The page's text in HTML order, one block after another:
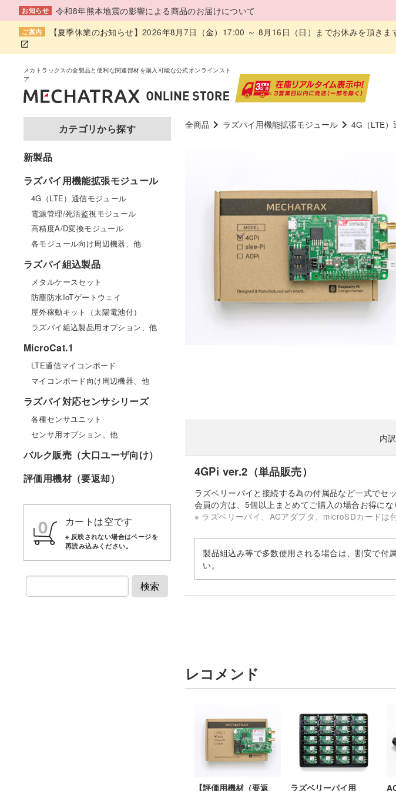
お知らせ 令和8年熊本地震の影響による商品のお届けについて
ご案内 【夏季休業のお知らせ】2026年8月7日（金）17:00 ～ 8月16日（日）までお休みを頂き
全商品 ラズパイ用機能拡張モジュール 4G（LTE
内訳
4GPi ver.2（単品販売）
ラズベリーパイと接続する為の付属品など一式でセ
会員の方は、5個以上まとめてご購入の場合お得にな
※ ラズベリーパイ、ACアダプタ、microSDカードは
製品組込み等で多数使用される場合は、割安で付
い。
レコメンド
【評価用機材（要返 ラズベリーパイ用
カテゴリから探す
新製品
ラズパイ用機能拡張モジュール
4G（LTE）通信モジュール
電源管理/死活監視モジュール
高精度A/D変換モジュール
各モジュール向け周辺機器、他
ラズパイ組込製品
メタルケースセット
防塵防水IoTゲートウェイ
屋外稼動キット（太陽電池付）
ラズパイ組込製品用オプション、他
MicroCat.1
LTE通信マイコンボード
マイコンボード向け周辺機器、他
ラズパイ対応センサシリーズ
各種センサユニット
センサ用オプション、他
バルク販売（大口ユーザ向け）
評価用機材（要返却）
カートは空です
検索